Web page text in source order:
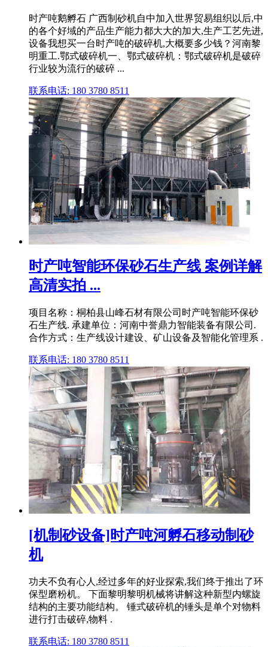
时产吨鹅孵石 广西制砂机自中加入世界贸易组织以后,中
的各个好域的产品生产能力都大大的加大,生产工艺先进,
设备我想买一台时产吨的破碎机,大概要多少钱？河南黎
明重工.鄂式破碎机一、鄂式破碎机：鄂式破碎机是破碎
行业较为流行的破碎 ...
联系电话: 180 3780 8511
时产吨智能环保砂石生产线 案例详解
高清实拍 ...
项目名称：桐柏县山峰石材有限公司时产吨智能环保砂
石生产线. 承建单位：河南中誉鼎力智能装备有限公司.
合作方式：生产线设计建设、矿山设备及智能化管理系 .
联系电话: 180 3780 8511
[机制砂设备]时产吨河孵石移动制砂
机
功夫不负有心人,经过多年的好业探索,我们终于推出了环
保型磨粉机。 下面黎明黎明机械将讲解这种新型内螺旋
结构的主要功能结构。 锤式破碎机的锤头是单个对物料
进行打击破碎,物料 .
联系电话: 180 3780 8511